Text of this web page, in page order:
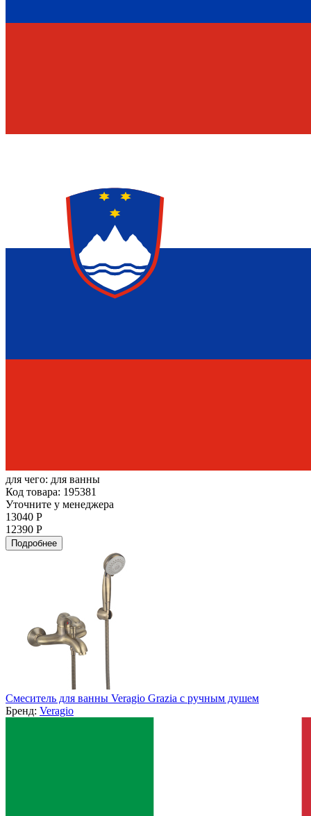
для чего: для ванны
Код товара: 195381
Уточните у менеджера
13040 Р
12390 Р
Подробнее
Смеситель для ванны Veragio Grazia с ручным душем
Бренд: Veragio